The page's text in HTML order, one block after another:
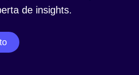
de insights.